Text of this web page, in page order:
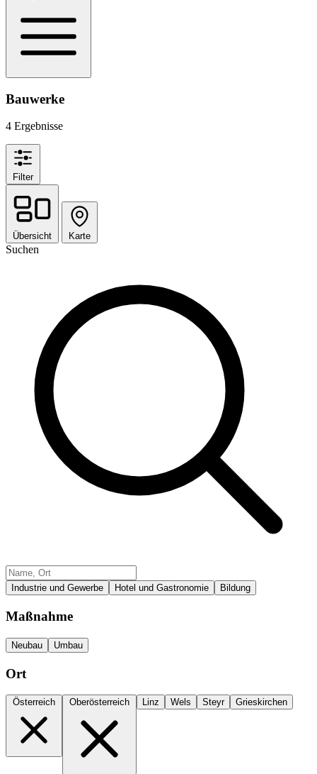
Bauwerke
4 Ergebnisse
Filter
Übersicht Karte
Suchen
Industrie und Gewerbe Hotel und Gastronomie Bildung
Maßnahme
Neubau Umbau
Ort
Österreich Oberösterreich Linz Wels Steyr Grieskirchen